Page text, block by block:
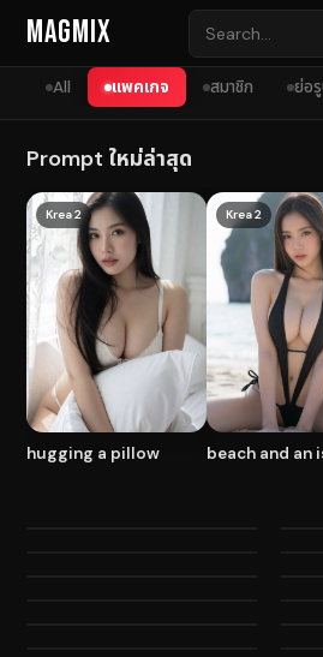
Skip to content
MagMix
All แพคเกจ สมาชิก ย่อ
Prompt ใหม่ล่าสุด
Krea 2
hugging a pillow
Krea 2
beach and an